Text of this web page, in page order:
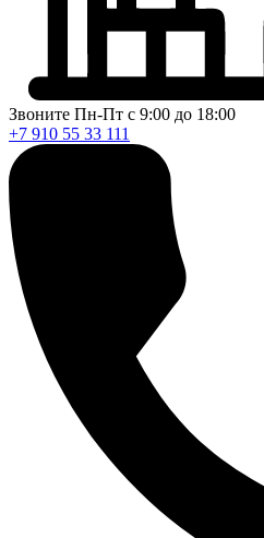
Звоните Пн-Пт с 9:00 до 18:00
+7 910 55 33 111